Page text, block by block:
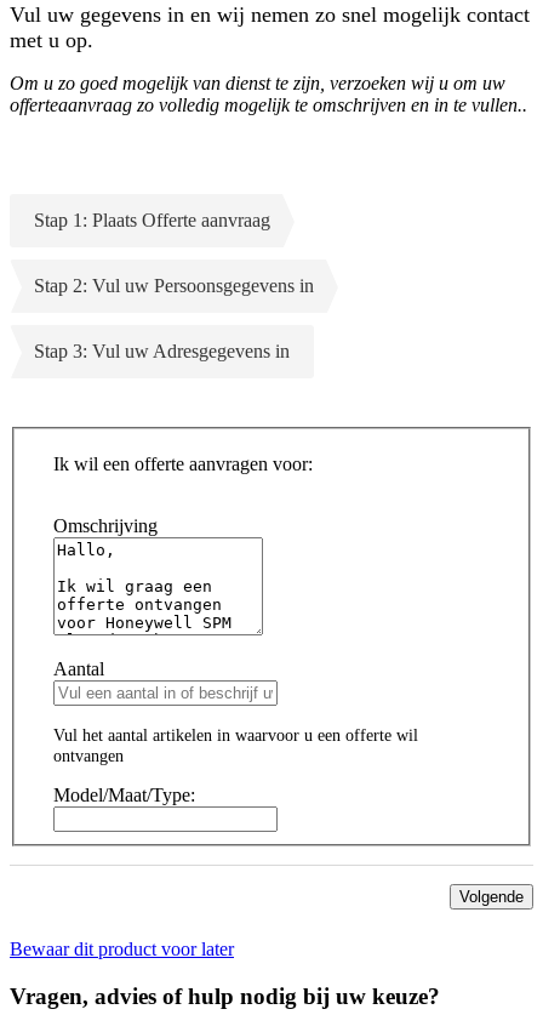
Vul uw gegevens in en wij nemen zo snel mogelijk contact
met u op.
Om u zo goed mogelijk van dienst te zijn, verzoeken wij u om uw
offerteaanvraag zo volledig mogelijk te omschrijven en in te vullen..
Stap 1: Plaats Offerte aanvraag
Stap 2: Vul uw Persoonsgegevens in
Stap 3: Vul uw Adresgegevens in
Ik wil een offerte aanvragen voor:
Omschrijving
Aantal
Vul het aantal artikelen in waarvoor u een offerte wil
ontvangen
Model/Maat/Type:
Volgende
Bewaar dit product voor later
Vragen, advies of hulp nodig bij uw keuze?